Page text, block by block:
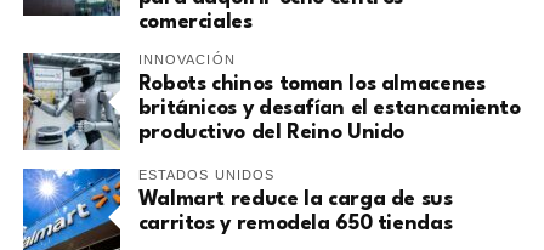
comerciales
INNOVACIÓN
Robots chinos toman los almacenes
británicos y desafían el estancamiento
productivo del Reino Unido
ESTADOS UNIDOS
Walmart reduce la carga de sus
carritos y remodela 650 tiendas